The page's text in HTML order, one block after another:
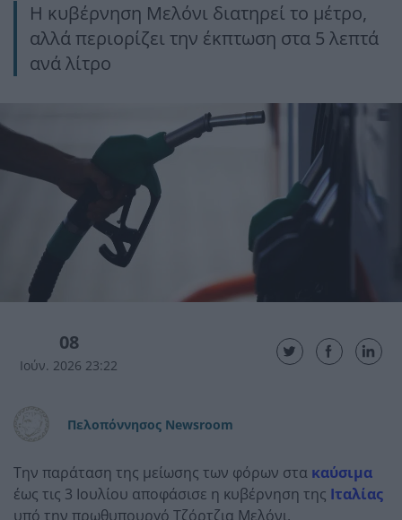
Η κυβέρνηση Μελόνι διατηρεί το μέτρο,
αλλά περιορίζει την έκπτωση στα 5 λεπτά
ανά λίτρο
08
Ιούν. 2026 23:22
Πελοπόννησος Newsroom
Την παράταση της μείωσης των φόρων στα καύσιμα
έως τις 3 Ιουλίου αποφάσισε η κυβέρνηση της Ιταλίας
υπό την πρωθυπουργό Τζόρτζια Μελόνι,